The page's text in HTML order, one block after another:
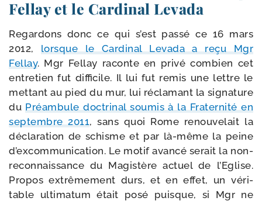
Fellay et le Cardinal Levada
Regardons donc ce qui s’est pas­sé ce 16 mars
2012, lorsque le Cardinal Levada a reçu Mgr
Fellay. Mgr Fellay raconte en pri­vé com­bien cet
entre­tien fut dif­fi­cile. Il lui fut remis une lettre le
met­tant au pied du mur, lui récla­mant la signa­ture
duPréambule doc­tri­nal sou­mis à la Fraternité en
sep­tembre 2011, sans quoi Rome renou­ve­lait la
décla­ra­tion de schisme et par là-​même la peine
d’excommunication. Le motif avan­cé serait la non-​
reconnaissance du Magistère actuel de l’Eglise.
Propos extrê­me­ment durs, et en effet, un véri­
table ulti­ma­tum était posé puisque, si Mgr ne